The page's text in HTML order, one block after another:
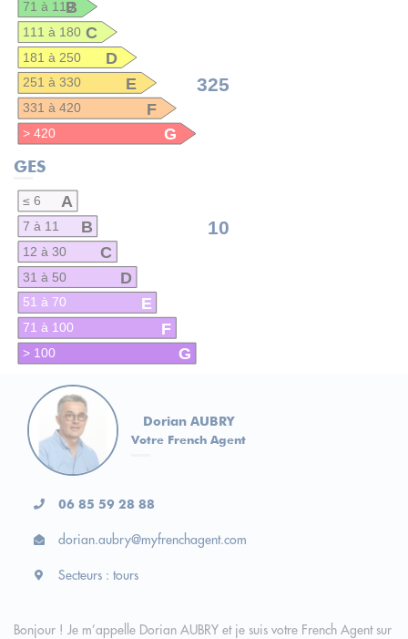
B
71 à 110
C
111 à 180
D
181 à 250
325
E
251 à 330
F
331 à 420
G
> 420
GES
A
≤ 6
10
B
7 à 11
C
12 à 30
D
31 à 50
E
51 à 70
F
71 à 100
G
> 100
Dorian AUBRY
Votre French Agent
06 85 59 28 88
dorian.aubry@myfrenchagent.com
Secteurs : tours
Bonjour ! Je m’appelle Dorian AUBRY et je suis votre French Agent sur